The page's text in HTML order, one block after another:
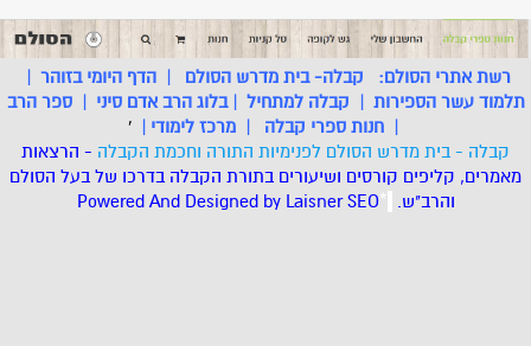
רשת אתרי הסולם: קבלה- בית מדרש הסולם |הדף היומי בזוהר |
תלמוד עשר הספירות | קבלה למתחיל |בלוג הרב אדם סיני |ספר הרב
| חנות ספרי קבלה | מרכז לימודי |
'
קבלה - בית מדרש הסולם לפנימיות התורה וחכמת הקבלה - הרצאות
מאמרים, קליפים קורסים ושיעורים בתורת הקבלה בדרכו של בעל הסולם
והרב"ש. *
Powered And Designed by LaisnerSEO